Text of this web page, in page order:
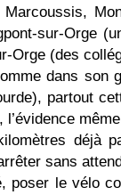
Marcoussis,
sur-Orge
Orge (des
dans son
partout
l’évidence
déjà
sans
poser le vélo